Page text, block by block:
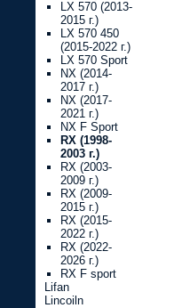
LX 570 (2013-
2015 г.)
LX 570 450
(2015-2022 г.)
LX 570 Sport
NX (2014-
2017 г.)
NX (2017-
2021 г.)
NX F Sport
RX (1998-
2003 г.)
RX (2003-
2009 г.)
RX (2009-
2015 г.)
RX (2015-
2022 г.)
RX (2022-
2026 г.)
RX F sport
Lifan
Lincoiln